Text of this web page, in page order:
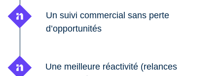
Un suivi commercial sans perte
d’opportunités
Une meilleure réactivité (relances